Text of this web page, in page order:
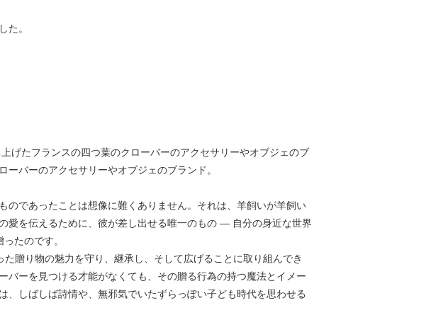
た。
げたフランスの四つ葉のクローバーのアクセサリーやオブジェのブ
バーのアクセサリーやオブジェのブランド。
であったことは想像に難くありません。それは、羊飼いが羊飼い
愛を伝えるために、彼が差し出せる唯一のもの ― 自分の身近な世界
たのです。
贈り物の魅力を守り、継承し、そして広げることに取り組んでき
バーを見つける才能がなくても、その贈る行為の持つ魔法とイメー
しばしば詩情や、無邪気でいたずらっぽい子ども時代を思わせる